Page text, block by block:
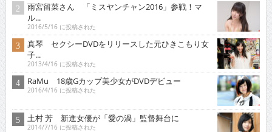
雨宮留菜さん 「ミスヤンチャン2016」参戦！マ
ル...
2016/5/16 に投稿された
真琴 セクシーDVDをリリースした元ひきこもり女
子...
2013/4/16 に投稿された
RaMu 18歳Gカップ美少女がDVDデビュー
2016/4/16 に投稿された
土村 芳 新進女優が「愛の渦」監督舞台に
2014/7/16 に投稿された